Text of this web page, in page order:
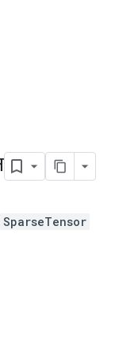
SparseTensor